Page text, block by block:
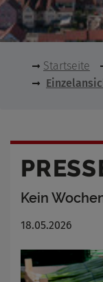
Startseite
Kein
18.05.2026